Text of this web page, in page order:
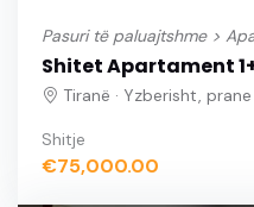
Pasuri të paluajtshme >
Shitet Apartament
Tiranë · Yzberisht,
Shitje
€75,000.00